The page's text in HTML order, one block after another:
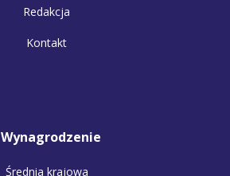
Redakcja
Kontakt
Wynagrodzenie
Średnia krajowa